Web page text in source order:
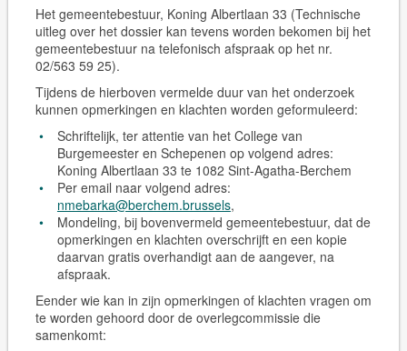
Het gemeentebestuur, Koning Albertlaan 33 (Technische
uitleg over het dossier kan tevens worden bekomen bij het
gemeentebestuur na telefonisch afspraak op het nr.
02/563 59 25).
Tijdens de hierboven vermelde duur van het onderzoek
kunnen opmerkingen en klachten worden geformuleerd:
Schriftelijk, ter attentie van het College van
Burgemeester en Schepenen op volgend adres:
Koning Albertlaan 33 te 1082 Sint-Agatha-Berchem
Per email naar volgend adres:
nmebarka@berchem.brussels,
Mondeling, bij bovenvermeld gemeentebestuur, dat de
opmerkingen en klachten overschrijft en een kopie
daarvan gratis overhandigt aan de aangever, na
afspraak.
Eender wie kan in zijn opmerkingen of klachten vragen om
te worden gehoord door de overlegcommissie die
samenkomt: